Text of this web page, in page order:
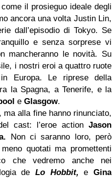
il prosieguo ideale degli
ancora una volta Justin Lin,
dall’episodio di Tokyo. Se
e senza sorprese vi
mancheranno le novità. Su
i nostri eroi a quattro ruote
Europa. Le riprese della
la Spagna, a Tenerife, e la
e Glasgow.
alla fine hanno rinunciato,
cast: l’eroe action Jason
. Non ci saranno loro, però
quotati ma promettenti
che vedremo anche nei
de Lo Hobbit, eGina